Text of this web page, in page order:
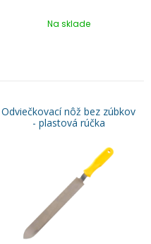
Na sklade
Odviečkovací nôž bez zúbkov
- plastová rúčka